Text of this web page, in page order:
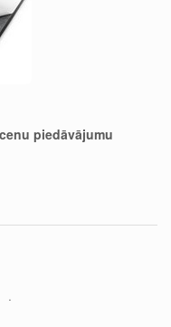
piedāvājumu
·